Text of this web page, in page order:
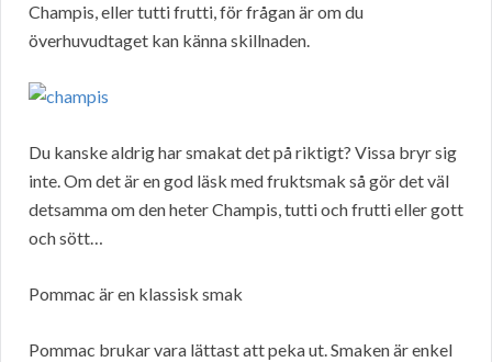
Champis, eller tutti frutti, för frågan är om du
överhuvudtaget kan känna skillnaden.
Du kanske aldrig har smakat det på riktigt? Vissa bryr sig
inte. Om det är en god läsk med fruktsmak så gör det väl
detsamma om den heter Champis, tutti och frutti eller gott
och sött…
Pommac är en klassisk smak
Pommac brukar vara lättast att peka ut. Smaken är enkel